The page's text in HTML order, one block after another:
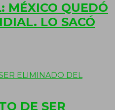
MÉXICO QUEDÓ
LO SACÓ
DE SER